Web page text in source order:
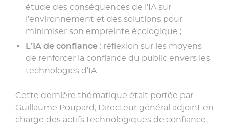
étude des conséquences de l’IA sur
l’environnement et des solutions pour
minimiser son empreinte écologique ;
L’IA de confiance : réflexion sur les moyens
de renforcer la confiance du public envers les
technologies d’IA.
Cette dernière thématique était portée par
Guillaume Poupard, Directeur général adjoint en
charge des actifs technologiques de confiance,